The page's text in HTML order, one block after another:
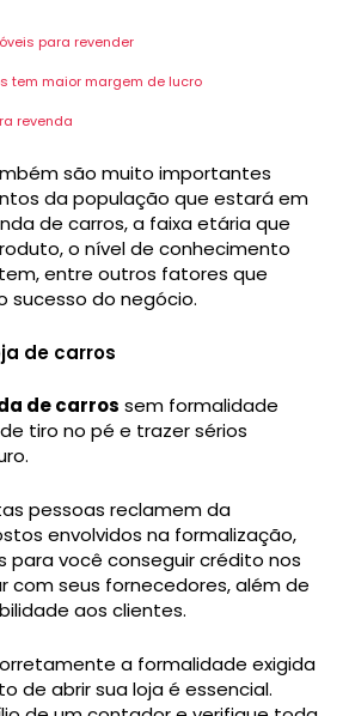
para revender
tem maior margem de lucro
revenda
são muito importantes
da população que estará em
de carros, a faixa etária que
o nível de conhecimento
entre outros fatores que
sucesso do negócio.
de carros
de carros sem formalidade
tiro no pé e trazer sérios
pessoas reclamem da
envolvidos na formalização,
para você conseguir crédito nos
com seus fornecedores, além de
aos clientes.
a formalidade exigida
de abrir sua loja é essencial.